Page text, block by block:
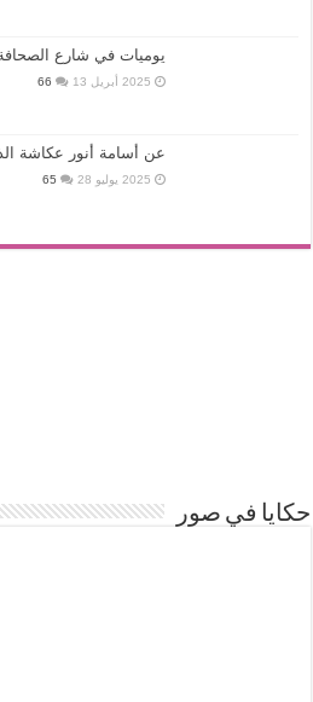
يوميات في شارع
2025 أبريل 13 66
عن أسامة أنور عكاشة
2025 يوليو 28 65
حكايا في صور